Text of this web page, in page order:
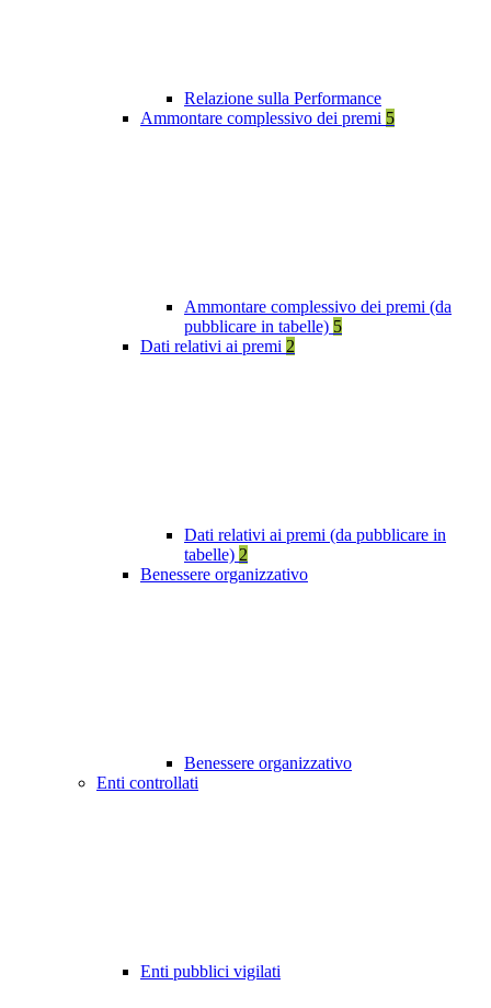
Relazione sulla Performance
Ammontare complessivo dei premi 5
Ammontare complessivo dei premi (da
pubblicare in tabelle) 5
Dati relativi ai premi 2
Dati relativi ai premi (da pubblicare in
tabelle) 2
Benessere organizzativo
Benessere organizzativo
Enti controllati
Enti pubblici vigilati